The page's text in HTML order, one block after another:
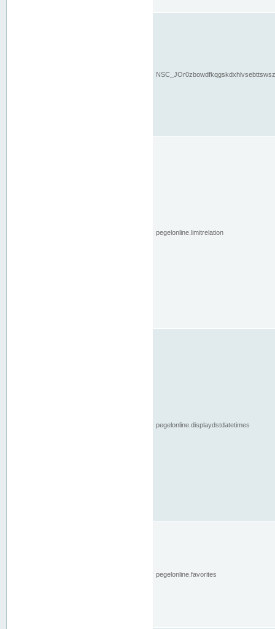
pegelonline.limitrelation
pegelonline.displaydstdatetimes
pegelonline.favorites